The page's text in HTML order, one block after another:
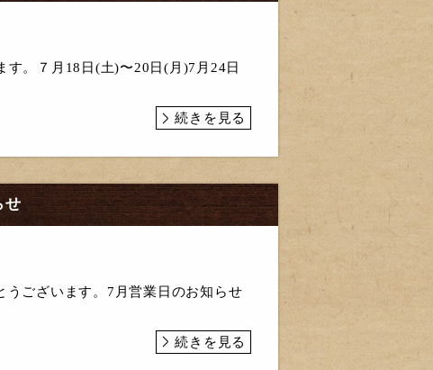
。７月18日(土)〜20日(月)7月24日
続きを見る
せ
うございます。7月営業日のお知らせ
続きを見る